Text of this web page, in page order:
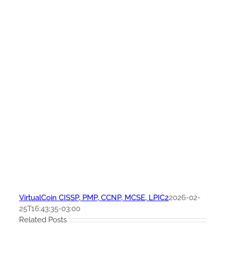
VirtualCoin CISSP, PMP, CCNP, MCSE, LPIC22026-02-
25T16:43:35-03:00
Related Posts